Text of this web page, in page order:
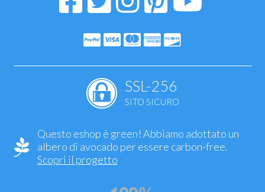
SSL-256
SITO SICURO
Questo eshop è green! Abbiamo adottato un
albero di avocado per essere carbon-free.
Scopri il progetto